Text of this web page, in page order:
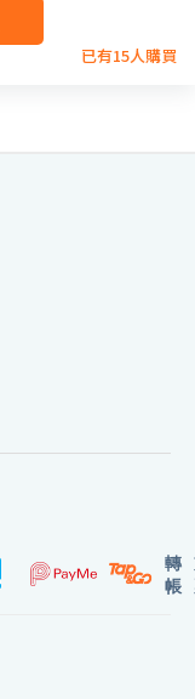
已有15人購買
轉
帳